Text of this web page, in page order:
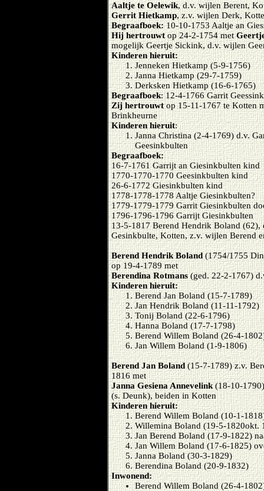
Aaltje te Oelewik, d.v. wijlen Berent,
Gerrit Hietkamp, z.v. wijlen Derk,
Begraafboek:10-10-1753 Aaltje an
Hij hertrouwt op 24-2-1754 met
mogelijk Geertje Sickink, d.v. wijlen
Kinderen hieruit:
Jenneken Hietkamp (5-9-1756)
Janna Hietkamp (29-7-1759)
Derksken Hietkamp (16-6-1765)
Begraafboek: 12-4-1766 Garrit
Zij hertrouwtop 15-11-1767 te Kotten
Brinkheurne
Kinderen hieruit:
Janna Christina (2-4-1769) d.v.
Geesinkbulten
Begraafboek:
16-7-1761 Garrijt an Giesinkbulten kind
1770-1770-1770 Geesinkbulten kind
26-6-1772 Giesinkbulten kind
1778-1778-1778 Aaltje Giesinkbulten?
1779-1779-1779 Garrit Giesinkbulten
1796-1796-1796 Garrijt Giesinkbulten
13-5-1817 Berend Hendrik Boland (62),
Gesinkbulte, Kotten, z.v. wijlen Berend
Berend Hendrik Boland (1754/1755
op 19-4-1789 met
Berendina Rotmans(ged. 22-2-1767)
Kinderen hieruit:
Berend Jan Boland (15-7-1789)
Jan Hendrik Boland (11-11-1792)
Tonij Boland (22-6-1796)
Hanna Boland (17-7-1798)
Berend Willem Boland (26-4-
Jan Willem Boland (1-9-1806)
Berend Jan Boland(15-7-1789) z.v.
1816 met
Janna Gesiena Annevelink(18-10-
(s. Deunk), beiden in Kotten
Kinderen hieruit:
Berend Willem Boland (10-1-
Willemina Boland (19-5-1820okt.
Jan Berend Boland (17-9-1822)
Jan Willem Boland (17-6-1825)
Janna Boland (30-3-1829)
Berendina Boland (20-9-1832)
Inwonend:
Berend Willem Boland (26-4-